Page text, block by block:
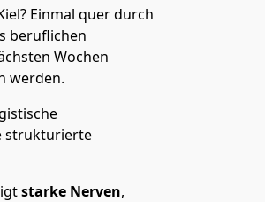
Einmal quer durch
beruflichen
Wochen
werden.
strukturierte
starke Nerven,